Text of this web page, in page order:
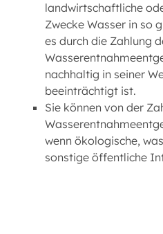
landwirtschaftliche
Zwecke Wasser in so
es durch die Zahlung
nachhaltig in seiner
beeinträchtigt ist.
Sie können von der
wenn ökologische,
sonstige öffentliche